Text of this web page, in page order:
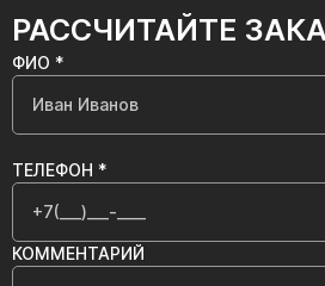
РАССЧИТАЙТЕ
ФИО *
ТЕЛЕФОН *
КОММЕНТАРИЙ